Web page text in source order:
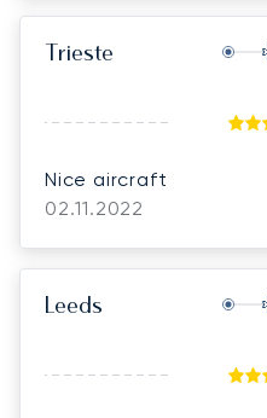
Trieste
Nice aircraft
02.11.2022
Leeds